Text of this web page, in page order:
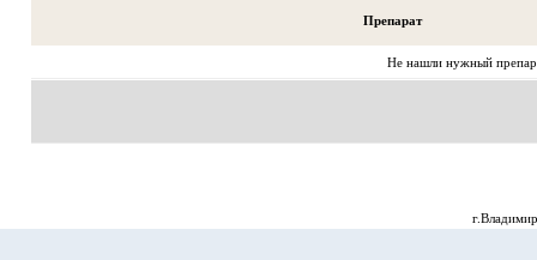
Препарат
Не нашли нужный